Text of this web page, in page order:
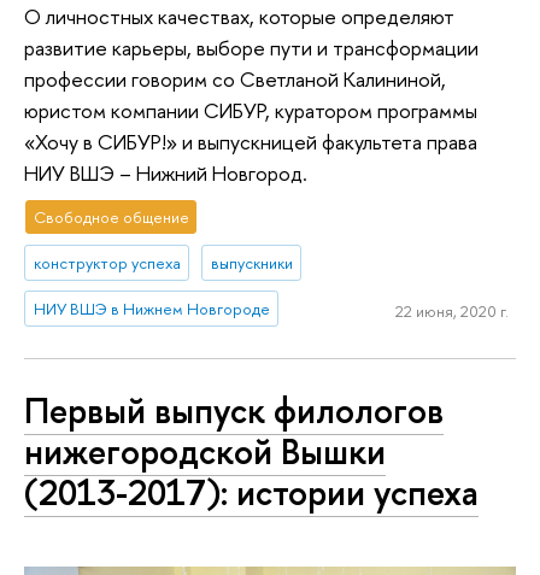
О личностных качествах, которые определяют
развитие карьеры, выборе пути и трансформации
профессии говорим со Светланой Калининой,
юристом компании СИБУР, куратором программы
«Хочу в СИБУР!» и выпускницей факультета права
НИУ ВШЭ – Нижний Новгород.
Свободное общение
конструктор успеха выпускники
НИУ ВШЭ в Нижнем Новгороде 22 июня, 2020 г.
Первый выпуск филологов
нижегородской Вышки
(2013-2017): истории успеха